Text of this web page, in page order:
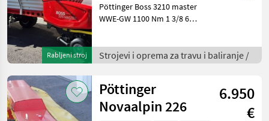
Rabljeni stroj
Pöttinger Boss 3210 master
WWE-GW 1100 Nm 1 3/8 6-
Achsspurweite 1850 mm
ADR, 8-Loch
hydraulis
Strojevi i oprema za travu i baliranje /
Pöttinger
Novaalpin 226
6.950
€